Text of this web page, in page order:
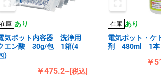
在庫 あり
気ポット内容器 洗浄用
エン酸 30g/包 1箱(4
)
￥475.2~[税込]
在庫 あり
電気ポット・ケ
剤 480ml 1本
￥